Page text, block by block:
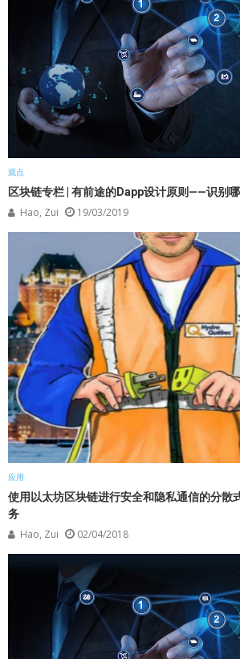
观点
区块链专栏 | 有前途的Dapp设计原则——识别
Hao, Zui 19/03/2019
应用
使用以太坊区块链进行安全和隐私通信的分散
务
Hao, Zui 02/04/2018